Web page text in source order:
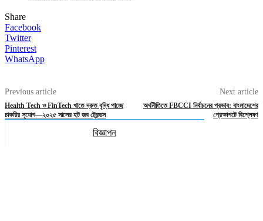
Share
Facebook
Twitter
Pinterest
WhatsApp
Previous article
Health Tech ও FinTech খাতে দ্রুত বৃদ্ধি পাচ্ছে
চাকরির সুযোগ—২০২৫ সালের হট জব ট্রেন্ডস
Next article
অর্থনীতিতে FBCCI নির্বাচনের প্রভাব: বাংলাদেশের
প্রেক্ষাপটে বিশ্লেষণ
বিজ্ঞাপন